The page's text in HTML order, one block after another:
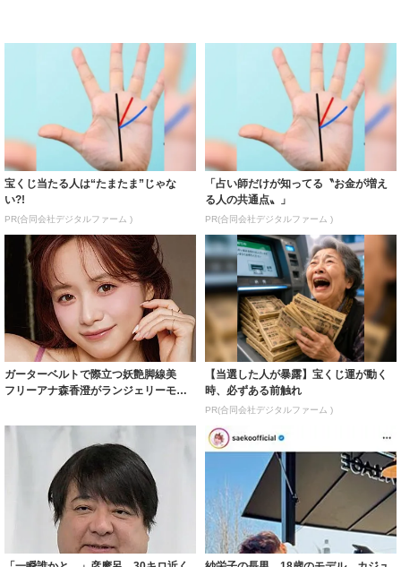
宝くじ当たる人は“たまたま”じゃな
い?!
PR(合同会社デジタルファーム )
「占い師だけが知ってる〝お金が増え
る人の共通点〟」
PR(合同会社デジタルファーム )
ガーターベルトで際立つ妖艶脚線美
フリーアナ森香澄がランジェリーモデ
【当選した人が暴露】宝くじ運が動く
時、必ずある前触れ
PR(合同会社デジタルファーム )